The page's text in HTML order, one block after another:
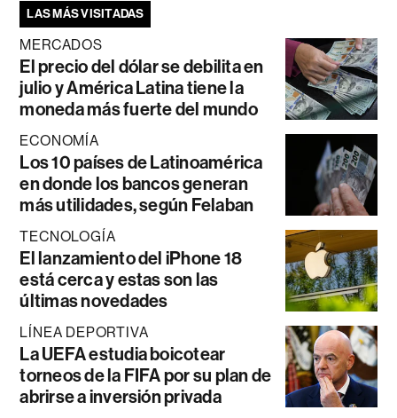
LAS MÁS VISITADAS
MERCADOS
El precio del dólar se debilita en
julio y América Latina tiene la
moneda más fuerte del mundo
ECONOMÍA
Los 10 países de Latinoamérica
en donde los bancos generan
más utilidades, según Felaban
TECNOLOGÍA
El lanzamiento del iPhone 18
está cerca y estas son las
últimas novedades
LÍNEA DEPORTIVA
La UEFA estudia boicotear
torneos de la FIFA por su plan de
abrirse a inversión privada